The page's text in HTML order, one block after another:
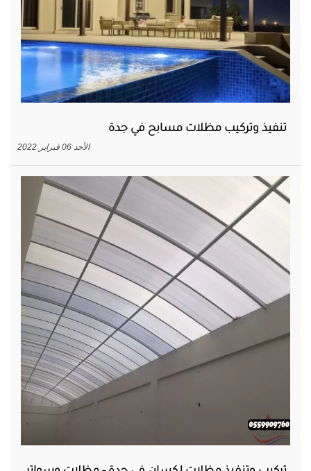
تنفيذ وتركيب مظلات مسابح في جدة
الأحد 06 فبراير 2022